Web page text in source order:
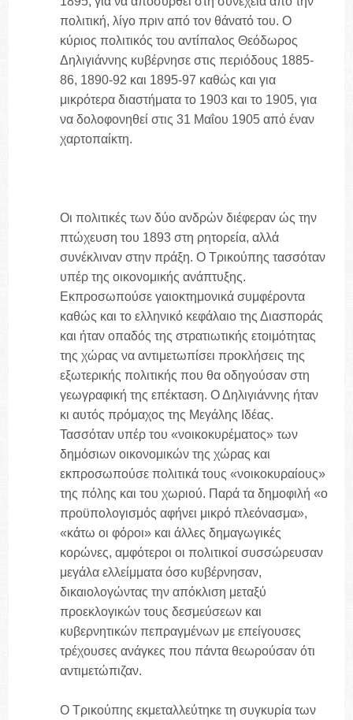
πολιτική, λίγο πριν από τον θάνατό του. Ο
κύριος πολιτικός του αντίπαλος Θεόδωρος
Δηλιγιάννης κυβέρνησε στις περιόδους 1885-
86, 1890-92 και 1895-97 καθώς και για
μικρότερα διαστήματα το 1903 και το 1905, για
να δολοφονηθεί στις 31 Μαΐου 1905 από έναν
χαρτοπαίκτη.
Οι πολιτικές των δύο ανδρών διέφεραν ώς την
πτώχευση του 1893 στη ρητορεία, αλλά
συνέκλιναν στην πράξη. Ο Τρικούπης τασσόταν
υπέρ της οικονομικής ανάπτυξης.
Εκπροσωπούσε γαιοκτημονικά συμφέροντα
καθώς και το ελληνικό κεφάλαιο της Διασποράς
και ήταν οπαδός της στρατιωτικής ετοιμότητας
της χώρας να αντιμετωπίσει προκλήσεις της
εξωτερικής πολιτικής που θα οδηγούσαν στη
γεωγραφική της επέκταση. Ο Δηλιγιάννης ήταν
κι αυτός πρόμαχος της Μεγάλης Ιδέας.
Τασσόταν υπέρ του «νοικοκυρέματος» των
δημόσιων οικονομικών της χώρας και
εκπροσωπούσε πολιτικά τους «νοικοκυραίους»
της πόλης και του χωριού. Παρά τα δημοφιλή «ο
προϋπολογισμός αφήνει μικρό πλεόνασμα»,
«κάτω οι φόροι» και άλλες δημαγωγικές
κορώνες, αμφότεροι οι πολιτικοί συσσώρευσαν
μεγάλα ελλείμματα όσο κυβέρνησαν,
δικαιολογώντας την απόκλιση μεταξύ
προεκλογικών τους δεσμεύσεων και
κυβερνητικών πεπραγμένων με επείγουσες
τρέχουσες ανάγκες που πάντα θεωρούσαν ότι
αντιμετώπιζαν.
Ο Τρικούπης εκμεταλλεύτηκε τη συγκυρία των